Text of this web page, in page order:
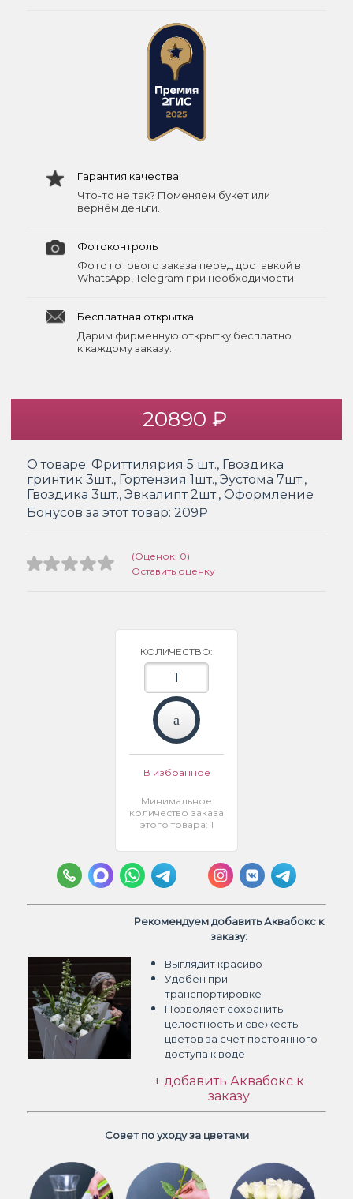
Гарантия качества
Что-то не так? Поменяем букет или
вернём деньги.
Фотоконтроль
Фото готового заказа перед доставкой в
WhatsApp, Telegram при необходимости.
Бесплатная открытка
Дарим фирменную открытку бесплатно
к каждому заказу.
20890 ₽
О товаре: Фриттилярия 5 шт., Гвоздика
гринтик 3шт., Гортензия 1шт., Эустома 7шт.,
Гвоздика 3шт., Эвкалипт 2шт., Оформление
Бонусов за этот товар: 209₽
(Оценок: 0)
Оставить оценку
КОЛИЧЕСТВО:
В избранное
Минимальное
количество заказа
этого товара: 1
Рекомендуем добавить Аквабокс к
заказу:
Выглядит красиво
Удобен при
транспортировке
Позволяет сохранить
целостность и свежесть
цветов за счет постоянного
доступа к воде
+ добавить Аквабокс к
заказу
Совет по уходу за цветами